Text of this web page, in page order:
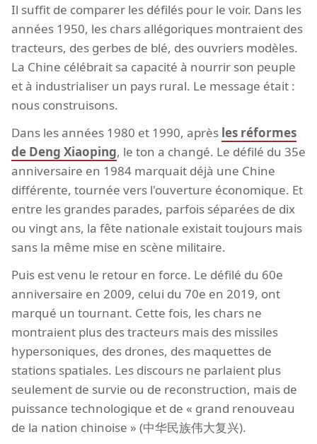
Il suffit de comparer les défilés pour le voir. Dans les
années 1950, les chars allégoriques montraient des
tracteurs, des gerbes de blé, des ouvriers modèles.
La Chine célébrait sa capacité à nourrir son peuple
et à industrialiser un pays rural. Le message était :
nous construisons.
Dans les années 1980 et 1990, après les réformes
de Deng Xiaoping, le ton a changé. Le défilé du 35e
anniversaire en 1984 marquait déjà une Chine
différente, tournée vers l'ouverture économique. Et
entre les grandes parades, parfois séparées de dix
ou vingt ans, la fête nationale existait toujours mais
sans la même mise en scène militaire.
Puis est venu le retour en force. Le défilé du 60e
anniversaire en 2009, celui du 70e en 2019, ont
marqué un tournant. Cette fois, les chars ne
montraient plus des tracteurs mais des missiles
hypersoniques, des drones, des maquettes de
stations spatiales. Les discours ne parlaient plus
seulement de survie ou de reconstruction, mais de
puissance technologique et de « grand renouveau
de la nation chinoise » (中华民族伟大复兴).